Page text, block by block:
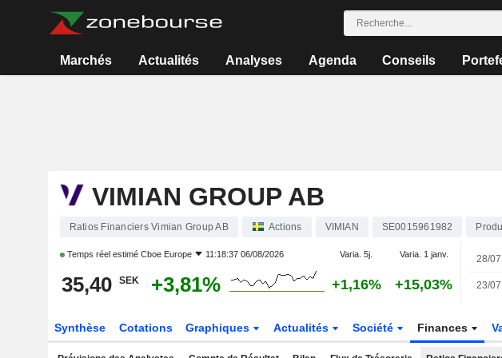
Marchés Actualités Analyses Agenda Conseils
VIMIAN GROUP AB
Ratios Financiers Vimian Group AB Actions VIMIAN SE0015961982
Temps réel estimé Cboe Europe 11:18:37 06/08/2026 Varia. 5j. Varia. 1 janv.
35,40 SEK +3,81% +1,16% +15,03%
28/07
23/07
Synthèse Cotations Graphiques Actualités Société Finances